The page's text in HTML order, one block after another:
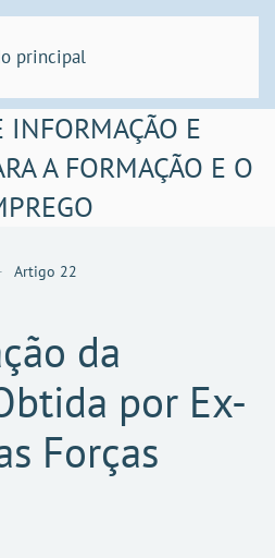
principal
INFORMAÇÃO E
A FORMAÇÃO E O
Artigo 22
da
por Ex-
Forças